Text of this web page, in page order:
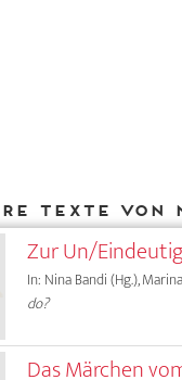
Texte von
Zur Un/
In: Nina Bandi (Hg.),
do?
Das Märchen